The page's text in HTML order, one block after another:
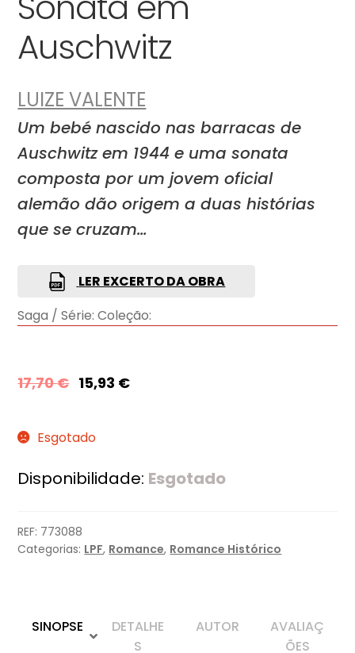
Auschwitz
LUIZE VALENTE
Um bebé nascido nas barracas de
Auschwitz em 1944 e uma sonata
composta por um jovem oficial
alemão dão origem a duas histórias
que se cruzam…
LER EXCERTO DA OBRA
Saga / Série: Coleção:
17,70€ 15,93 €
Esgotado
Disponibilidade: Esgotado
REF: 773088
Categorias: LPF, Romance, Romance Histórico
SINOPSE
DETALHE
S
AUTOR
AVALIAÇ
ÕES